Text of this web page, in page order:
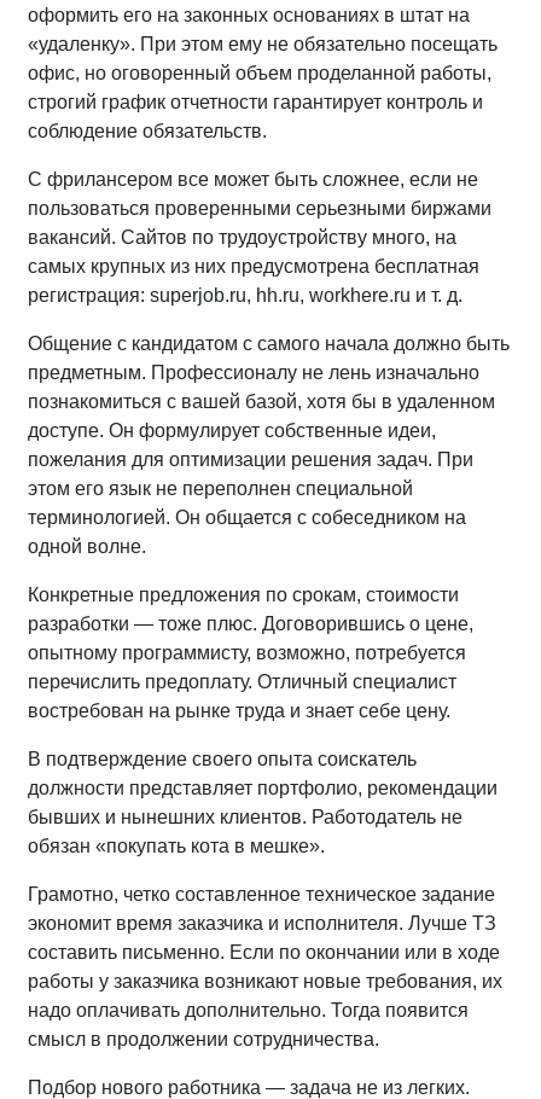
оформить его на законных основаниях в штат на
«удаленку». При этом ему не обязательно посещать
офис, но оговоренный объем проделанной работы,
строгий график отчетности гарантирует контроль и
соблюдение обязательств.
С фрилансером все может быть сложнее, если не
пользоваться проверенными серьезными биржами
вакансий. Сайтов по трудоустройству много, на
самых крупных из них предусмотрена бесплатная
регистрация: superjob.ru, hh.ru, workhere.ru и т. д.
Общение с кандидатом с самого начала должно быть
предметным. Профессионалу не лень изначально
познакомиться с вашей базой, хотя бы в удаленном
доступе. Он формулирует собственные идеи,
пожелания для оптимизации решения задач. При
этом его язык не переполнен специальной
терминологией. Он общается с собеседником на
одной волне.
Конкретные предложения по срокам, стоимости
разработки — тоже плюс. Договорившись о цене,
опытному программисту, возможно, потребуется
перечислить предоплату. Отличный специалист
востребован на рынке труда и знает себе цену.
В подтверждение своего опыта соискатель
должности представляет портфолио, рекомендации
бывших и нынешних клиентов. Работодатель не
обязан «покупать кота в мешке».
Грамотно, четко составленное техническое задание
экономит время заказчика и исполнителя. Лучше ТЗ
составить письменно. Если по окончании или в ходе
работы у заказчика возникают новые требования, их
надо оплачивать дополнительно. Тогда появится
смысл в продолжении сотрудничества.
Подбор нового работника — задача не из легких.